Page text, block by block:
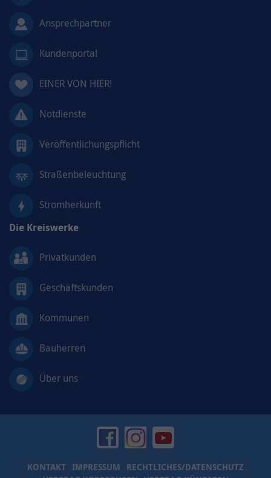
Ansprechpartner
Kundenportal
EINER VON HIER!
Notdienste
Veröffentlichungspflicht
Straßenbeleuchtung
Stromherkunft
Die Kreiswerke
Privatkunden
Geschäftskunden
Kommunen
Bauherren
Über uns
KONTAKT IMPRESSUM
RECHTLICHES/DATENSCHUTZ